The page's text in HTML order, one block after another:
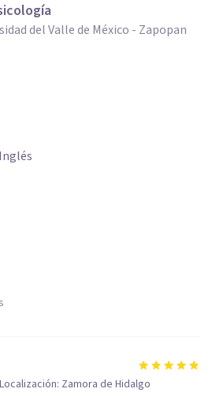
del Valle de México - Zapopan
Localización: Zamora de Hidalgo